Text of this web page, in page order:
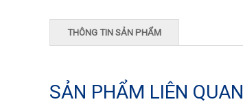
THÔNG TIN SẢN PHẨM
SẢN PHẨM LIÊN QUAN